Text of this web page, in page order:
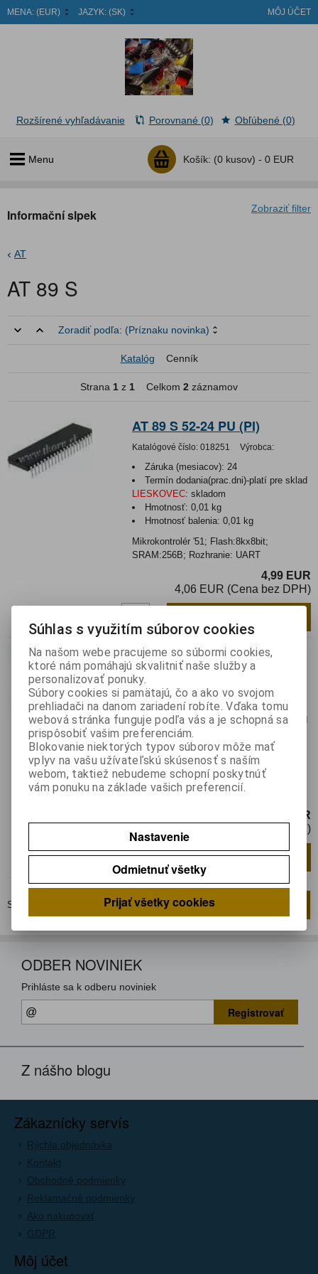
MENA: (EUR) JAZYK: (SK) MÔJ ÚČET
Menu Košík: (0 kusov) - 0 EUR
Rozšírené vyhľadávanie Porovnané (0) Obľúbené (0)
Zobraziť filter
Informační slpek
AT
AT 89 S
Zoradiť podľa: (Príznaku novinka)
Katalóg Cenník
Strana 1 z 1 Celkom 2 záznamov
AT 89 S 52-24 PU (PI)
Katalógové číslo: 018251 Výrobca:
Záruka (mesiacov): 24
Termín dodania(prac.dni)-platí pre sklad
LIESKOVEC: skladom
Hmotnosť:0,01 kg
Hmotnosť balenia:0,01 kg
Mikrokontrolér '51; Flash:8kx8bit;
SRAM:256B; Rozhranie: UART
4,99 EUR
4,06 EUR (Cena bez DPH)
AT 89 S 4051-24 PU
Katalógové číslo:
Výrobca:ATMEL
Záruka (mesiacov): 24
Termín dodania(prac.dni)-platí pre sklad
LIESKOVEC:skladom
Hmotnosť: 0,0009 kg
Hmotnosť balenia:0,0009 kg
Mikrokontrolér '51; Flash:4kx8bit;
SRAM:128B; Rozhranie: UART
3,85 EUR
3,14 EUR (Cena bez DPH)
ks Pridať do košíka
Strana Celkom2záznamov
ODBER NOVINIEK
Prihláste sa k odberu noviniek
Registrovať
Z nášho blogu
Zákaznícky servís
Rýchla objednávka
Kontakt
Obchodné podmienky
Reklamačné podmienky
Ako nakupovať
GDPR
Môj účet
Súhlas s využitím súborov cookies
Na našom webe pracujeme so súbormi cookies,
ktoré nám pomáhajú skvalitniť naše služby a
personalizovať ponuky.
Súbory cookies si pamätajú, čo a ako vo svojom
prehliadači na danom zariadení robíte. Vďaka tomu
webová stránka funguje podľa vás a je schopná sa
prispôsobiť vašim preferenciám.
Blokovanie niektorých typov súborov môže mať
vplyv na vašu užívateľskú skúsenosť s naším
webom, taktiež nebudeme schopní poskytnúť
vám ponuku na základe vašich preferencií.
Nastavenie
Odmietnuť všetky
Prijať všetky cookies